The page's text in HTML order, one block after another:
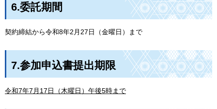
6.委託期間
契約締結から令和8年2月27日（金曜日）まで
7.参加申込書提出期限
令和7年7月17日（木曜日）午後5時まで